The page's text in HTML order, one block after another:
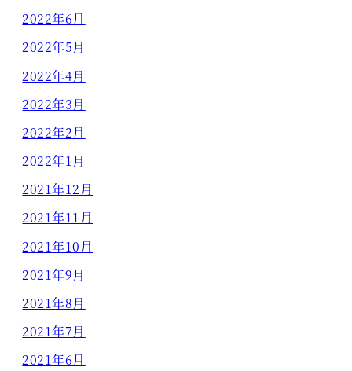
2022年6月
2022年5月
2022年4月
2022年3月
2022年2月
2022年1月
2021年12月
2021年11月
2021年10月
2021年9月
2021年8月
2021年7月
2021年6月